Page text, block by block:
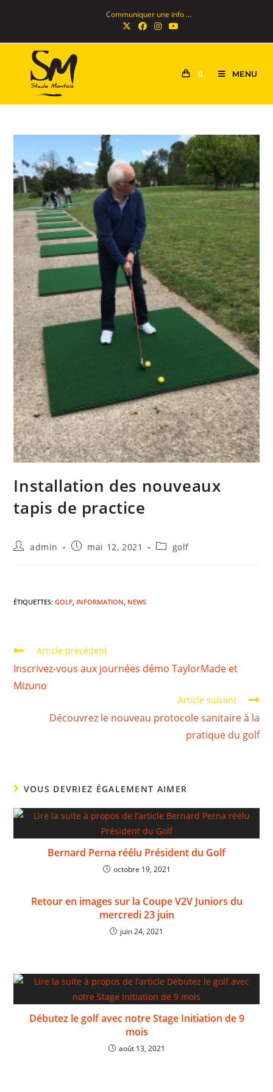
Communiquer une info ...
0 MENU
Installation des nouveaux
tapis de practice
admin mai 12, 2021 golf
ÉTIQUETTES:GOLF INFORMATION NEWS
Article précédent
Inscrivez-vous aux journées démo TaylorMade et
Mizuno
Article suivant
Découvrez le nouveau protocole sanitaire à la
pratique du golf
VOUS DEVRIEZ ÉGALEMENT AIMER
Bernard Perna réélu Président du Golf
octobre 19, 2021
Retour en images sur la Coupe V2V Juniors du
mercredi 23 juin
juin 24, 2021
Débutez le golf avec notre Stage Initiation de 9
mois
août 13, 2021